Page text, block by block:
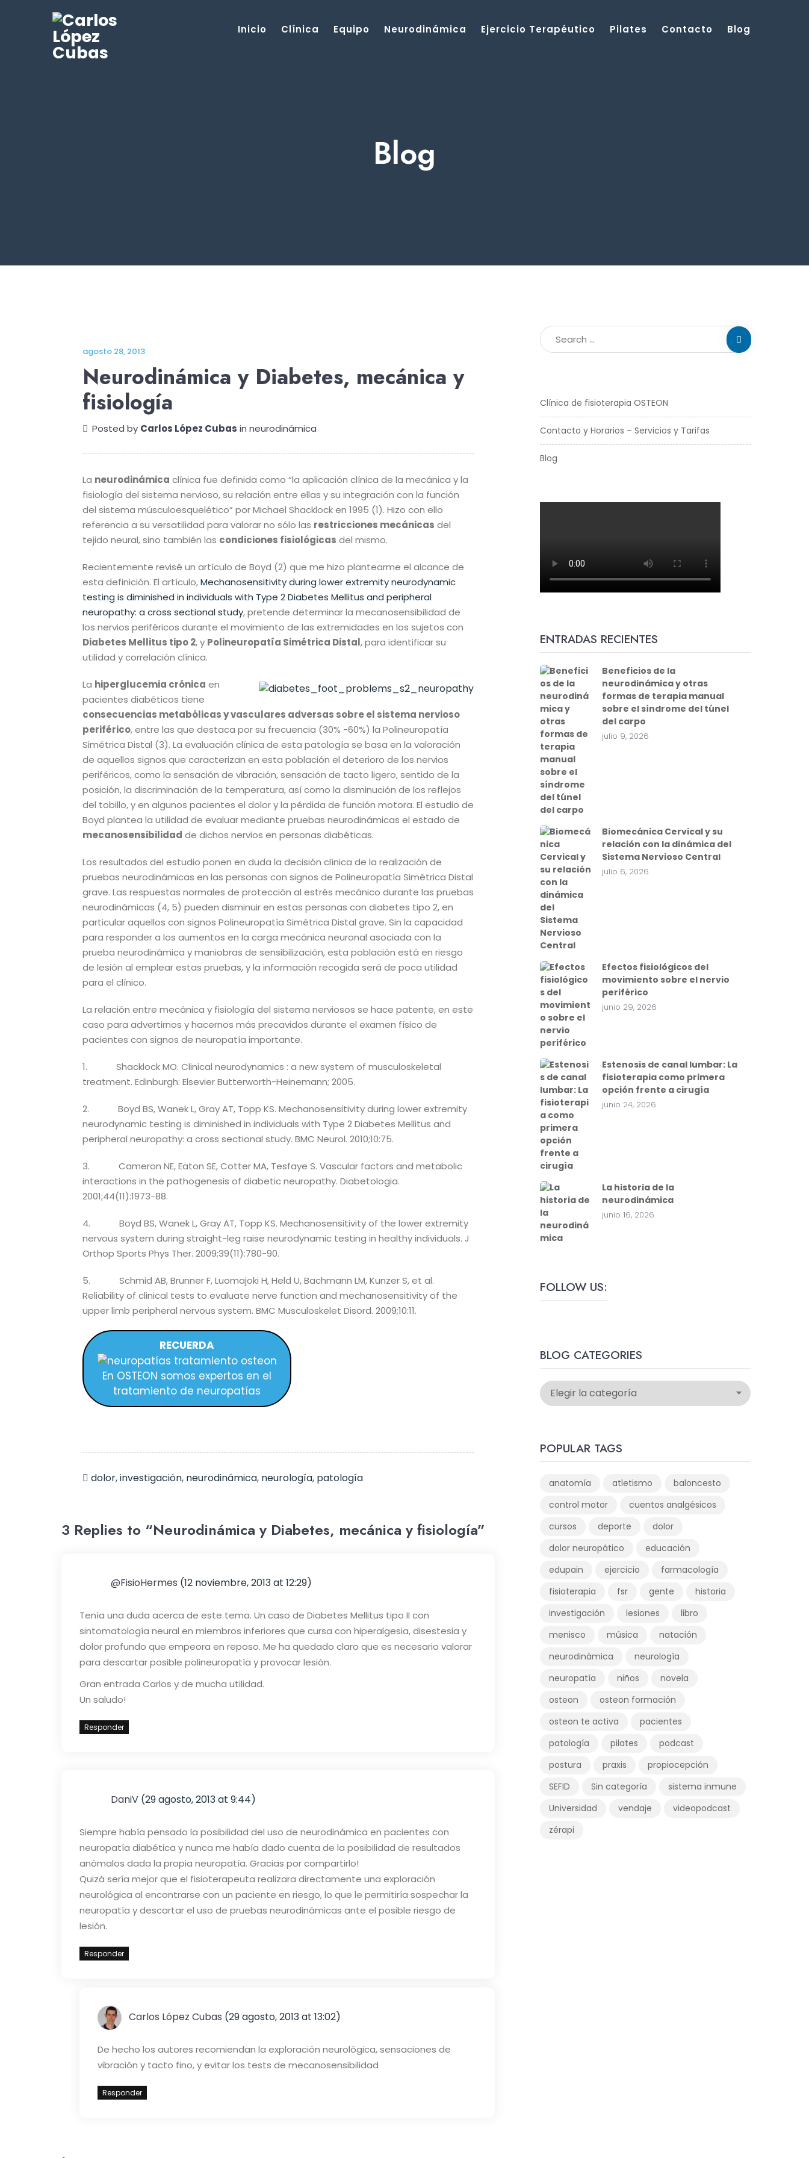
Inicio Clínica Equipo Neurodinámica Ejercicio Terapéutico Pilates Contacto Blog
Blog
agosto 28, 2013
Neurodinámica y Diabetes, mecánica y
fisiología
Posted by Carlos López Cubas in neurodinámica
La neurodinámica clínica fue definida como “la aplicación clínica de la mecánica y la
fisiología del sistema nervioso, su relación entre ellas y su integración con la función
del sistema músculoesquelético” por Michael Shacklock en 1995 (1). Hizo con ello
referencia a su versatilidad para valorar no sólo las restricciones mecánicas del
tejido neural, sino también las condiciones fisiológicas del mismo.
Recientemente revisé un artículo de Boyd (2) que me hizo plantearme el alcance de
esta definición. El artículo,Mechanosensitivity during lower extremity neurodynamic
testing is diminished in individuals with Type 2 Diabetes Mellitus and peripheral
neuropathy: a cross sectional study, pretende determinar la mecanosensibilidad de
los nervios periféricos durante el movimiento de las extremidades en los sujetos con
Diabetes Mellitus tipo 2, y Polineuropatía Simétrica Distal, para identificar su
utilidad y correlación clínica.
La hiperglucemia crónica en
pacientes diabéticos tiene
consecuencias metabólicas y vasculares adversas sobre el sistema nervioso
periférico, entre las que destaca por su frecuencia (30% -60%) la Polineuropatía
Simétrica Distal (3). La evaluación clínica de esta patología se basa en la valoración
de aquellos signos que caracterizan en esta población el deterioro de los nervios
periféricos, como la sensación de vibración, sensación de tacto ligero, sentido de la
posición, la discriminación de la temperatura, así como la disminución de los reflejos
del tobillo, y en algunos pacientes el dolor y la pérdida de función motora. El estudio de
Boyd plantea la utilidad de evaluar mediante pruebas neurodinámicas el estado de
mecanosensibilidad de dichos nervios en personas diabéticas.
Los resultados del estudio ponen en duda la decisión clínica de la realización de
pruebas neurodinámicas en las personas con signos de Polineuropatía Simétrica Distal
grave. Las respuestas normales de protección al estrés mecánico durante las pruebas
neurodinámicas (4, 5) pueden disminuir en estas personas con diabetes tipo 2, en
particular aquellos con signos Polineuropatía Simétrica Distal grave. Sin la capacidad
para responder a los aumentos en la carga mecánica neuronal asociada con la
prueba neurodinámica y maniobras de sensibilización, esta población está en riesgo
de lesión al emplear estas pruebas, y la información recogida será de poca utilidad
para el clínico.
La relación entre mecánica y fisiología del sistema nerviosos se hace patente, en este
caso para advertirnos y hacernos más precavidos durante el examen físico de
pacientes con signos de neuropatía importante.
1. Shacklock MO. Clinical neurodynamics : a new system of musculoskeletal
treatment. Edinburgh: Elsevier Butterworth-Heinemann; 2005.
2. Boyd BS, Wanek L, Gray AT, Topp KS. Mechanosensitivity during lower extremity
neurodynamic testing is diminished in individuals with Type 2 Diabetes Mellitus and
peripheral neuropathy: a cross sectional study. BMC Neurol. 2010;10:75.
3. Cameron NE, Eaton SE, Cotter MA, Tesfaye S. Vascular factors and metabolic
interactions in the pathogenesis of diabetic neuropathy. Diabetologia.
2001;44(11):1973-88.
4. Boyd BS, Wanek L, Gray AT, Topp KS. Mechanosensitivity of the lower extremity
nervous system during straight-leg raise neurodynamic testing in healthy individuals. J
Orthop Sports Phys Ther. 2009;39(11):780-90.
5. Schmid AB, Brunner F, Luomajoki H, Held U, Bachmann LM, Kunzer S, et al.
Reliability of clinical tests to evaluate nerve function and mechanosensitivity of the
upper limb peripheral nervous system. BMC Musculoskelet Disord. 2009;10:11.
RECUERDA
En OSTEON somos expertos en el
tratamiento de neuropatías
dolor,investigación, neurodinámica, neurología, patología
3 Replies to “Neurodinámica y Diabetes, mecánica y fisiología”
@FisioHermes (12 noviembre, 2013 at 12:29)
Tenía una duda acerca de este tema. Un caso de Diabetes Mellitus tipo II con
sintomatología neural en miembros inferiores que cursa con hiperalgesia, disestesia y
dolor profundo que empeora en reposo. Me ha quedado claro que es necesario valorar
para descartar posible polineuropatía y provocar lesión.
Gran entrada Carlos y de mucha utilidad.
Un saludo!
Responder
DaniV (29 agosto, 2013 at 9:44)
Siempre había pensado la posibilidad del uso de neurodinámica en pacientes con
neuropatía diabética y nunca me había dado cuenta de la posibilidad de resultados
anómalos dada la propia neuropatía. Gracias por compartirlo!
Quizá sería mejor que el fisioterapeuta realizara directamente una exploración
neurológica al encontrarse con un paciente en riesgo, lo que le permitiría sospechar la
neuropatía y descartar el uso de pruebas neurodinámicas ante el posible riesgo de
lesión.
Responder
Carlos López Cubas (29 agosto, 2013 at 13:02)
De hecho los autores recomiendan la exploración neurológica, sensaciones de
vibración y tacto fino, y evitar los tests de mecanosensibilidad
Responder
Clínica de fisioterapia OSTEON
Contacto y Horarios – Servicios y Tarifas
Blog
ENTRADAS RECIENTES
Beneficios de la
neurodinámica y otras
formas de terapia manual
sobre el síndrome del túnel
del carpo
julio 9, 2026
Biomecánica Cervical y su
relación con la dinámica del
Sistema Nervioso Central
julio 6, 2026
Efectos fisiológicos del
movimiento sobre el nervio
periférico
junio 29, 2026
Estenosis de canal lumbar: La
fisioterapia como primera
opción frente a cirugía
junio 24, 2026
La historia de la
neurodinámica
junio 16, 2026
FOLLOW US:
BLOG CATEGORIES
POPULAR TAGS
anatomía atletismo
baloncesto
control motor
cuentos analgésicos
cursos
deporte
dolor
dolor neuropático
educación
edupain
ejercicio
farmacología
fisioterapia
fsr gente
historia
investigación
lesiones
libro
menisco
música
natación
neurodinámica
neurología
neuropatía
niños
novela
osteon
osteon formación
osteon te activa
pacientes
patología
pilates
podcast
postura
praxis
propiocepción
SEFID
Sin categoría
sistema inmune
Universidad
vendaje
videopodcast
zérapi